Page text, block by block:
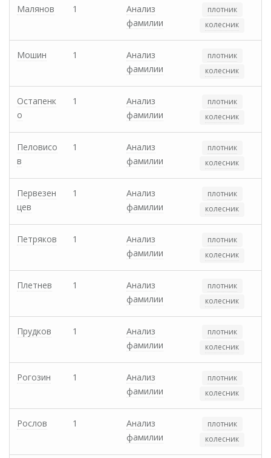
Малянов 1
Анализ
фамилии
плотник
колесник
Мошин 1
Анализ
фамилии
плотник
колесник
Остапенк
о
1
Анализ
фамилии
плотник
колесник
Пеловисо
в
1
Анализ
фамилии
плотник
колесник
Первезен
цев
1
Анализ
фамилии
плотник
колесник
Петряков 1
Анализ
фамилии
плотник
колесник
Плетнев 1
Анализ
фамилии
плотник
колесник
Прудков 1
Анализ
фамилии
плотник
колесник
Рогозин 1
Анализ
фамилии
плотник
колесник
Рослов 1
Анализ
фамилии
плотник
колесник